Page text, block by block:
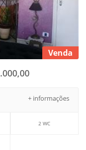
Venda
+ informações
2 WC